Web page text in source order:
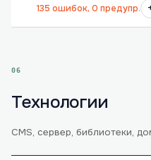
135 ошибок, 0 предупр.
06
Технологии
CMS, сервер, библиотеки,